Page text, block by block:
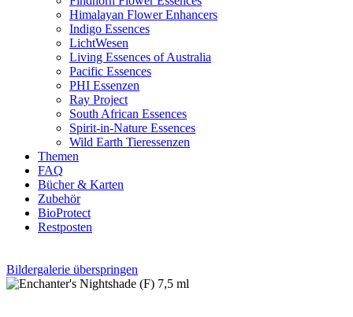
Himalayan Flower Enhancers
Indigo Essences
LichtWesen
Living Essences of Australia
Pacific Essences
PHI Essenzen
Ray Project
South African Essences
Spirit-in-Nature Essences
Wild Earth Tieressenzen
Themen
FAQ
Bücher & Karten
Zubehör
BioProtect
Restposten
Bildergalerie überspringen